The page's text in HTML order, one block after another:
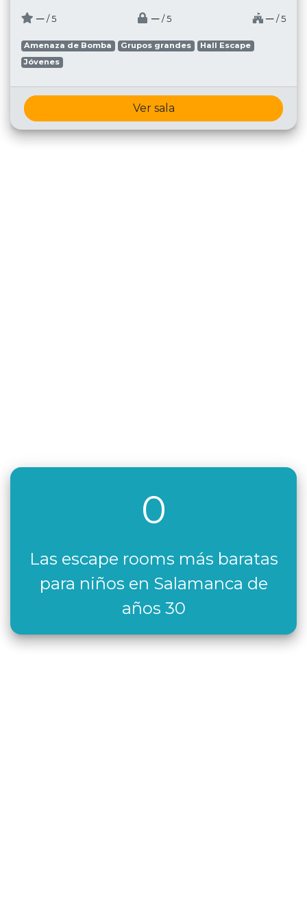
─ / 5 ─ / 5 ─ / 5
Amenaza de Bomba Grupos grandes
Hall Escape
Jóvenes
Ver sala
0
Las escape rooms más baratas
para niños en Salamanca de
años 30